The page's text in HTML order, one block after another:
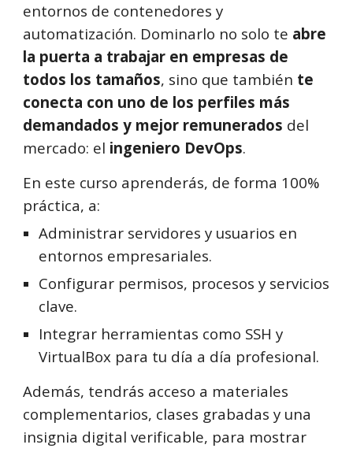
entornos de contenedores y
automatización. Dominarlo no solo te abre
la puerta a trabajar en empresas de
todos los tamaños, sino que también te
conecta con uno de los perfiles más
demandados y mejor remunerados del
mercado: el ingeniero DevOps.
En este curso aprenderás, de forma 100%
práctica, a:
Administrar servidores y usuarios en
entornos empresariales.
Configurar permisos, procesos y servicios
clave.
Integrar herramientas como SSH y
VirtualBox para tu día a día profesional.
Además, tendrás acceso a materiales
complementarios, clases grabadas y una
insignia digital verificable, para mostrar